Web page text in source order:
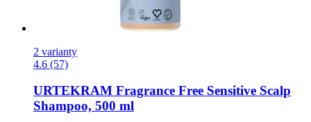
2 varianty
4.6 (57)
URTEKRAM Fragrance Free Sensitive Scalp
Shampoo, 500 ml